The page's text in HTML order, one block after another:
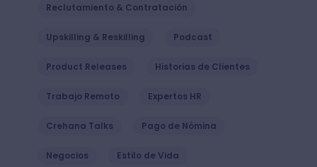
Reclutamiento & Contratación
Upskilling & Reskilling Podcast
Product Releases Historias de Clientes
Trabajo Remoto Expertos HR
Crehana Talks Pago de Nómina
Negocios Estilo de Vida